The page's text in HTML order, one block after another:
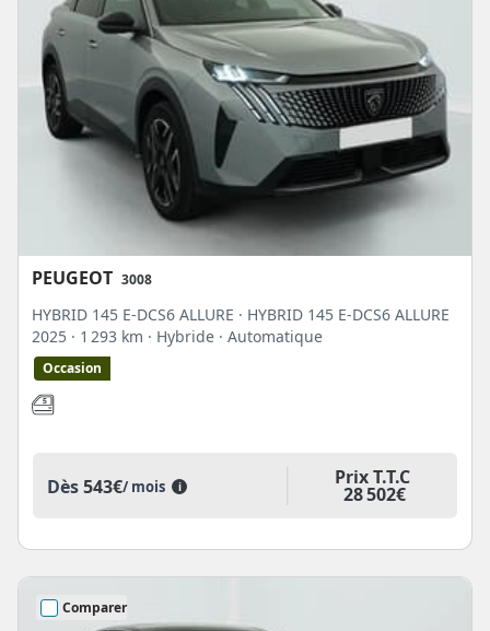
PEUGEOT 3008
HYBRID 145 E-DCS6 ALLURE · HYBRID 145 E-DCS6 ALLURE
2025 · 1 293 km · Hybride · Automatique
Occasion
Dès543€/ mois i Prix T.T.C
28 502€
Comparer